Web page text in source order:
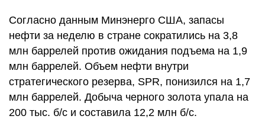
Согласно данным Минэнерго США, запасы
нефти за неделю в стране сократились на 3,8
млн баррелей против ожидания подъема на 1,9
млн баррелей. Объем нефти внутри
стратегического резерва, SPR, понизился на 1,7
млн баррелей. Добыча черного золота упала на
200 тыс. б/с и составила 12,2 млн б/с.